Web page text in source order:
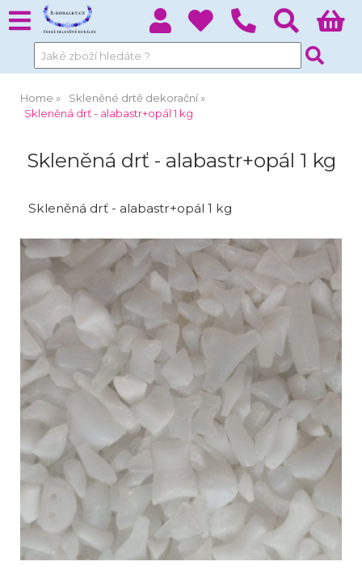
Home
Skleněné drtě dekorační
Skleněná drť - alabastr+opál 1 kg
Skleněná drť - alabastr+opál 1 kg
Skleněná drť - alabastr+opál 1 kg